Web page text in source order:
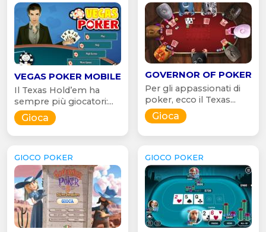
VEGAS POKER MOBILE
Il Texas Hold’em ha
sempre più giocatori:...
Gioca
GOVERNOR OF POKER
Per gli appassionati di
poker, ecco il Texas...
Gioca
GIOCO POKER GIOCO POKER